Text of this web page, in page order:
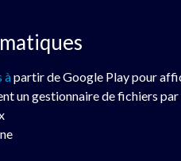
àpartir de Google Play pour
un gestionnaire de fichiers